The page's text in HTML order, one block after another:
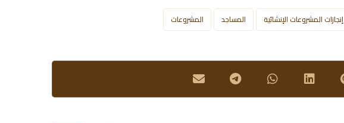
إنجازات المشروعات الإنشائية المساجد المشروعات